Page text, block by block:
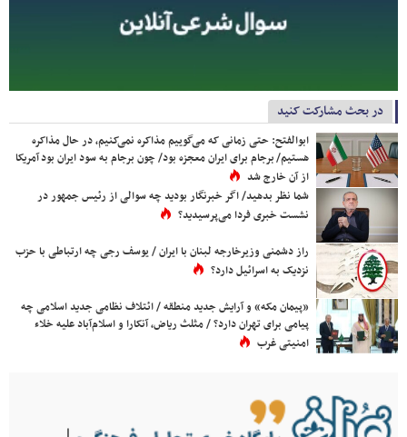
در بحث مشارکت کنید
ابوالفتح: حتی زمانی که می‌گوییم مذاکره نمی‌کنیم، در حال مذاکره
هستیم/ برجام برای ایران معجزه بود/ چون برجام به سود ایران بود آمریکا
از آن خارج شد
شما نظر بدهید/ اگر خبرنگار بودید چه سوالی از رئیس جمهور در
نشست خبری فردا می‌پرسیدید؟
راز دشمنی وزیرخارجه لبنان با ایران / یوسف رجی چه ارتباطی با حزب
نزدیک به اسرائیل دارد؟
«پیمان مکه» و آرایش جدید منطقه / ائتلاف نظامی جدید اسلامی چه
پیامی برای تهران دارد؟ / مثلث ریاض، آنکارا و اسلام‌آباد علیه خلاء
امنیتی غرب